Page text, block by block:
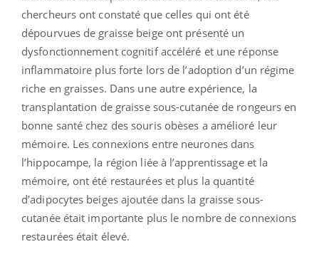
chercheurs ont constaté que celles qui ont été
dépourvues de graisse beige ont présenté un
dysfonctionnement cognitif accéléré et une réponse
inflammatoire plus forte lors de l’adoption d’un régime
riche en graisses. Dans une autre expérience, la
transplantation de graisse sous-cutanée de rongeurs en
bonne santé chez des souris obèses a amélioré leur
mémoire. Les connexions entre neurones dans
l’hippocampe, la région liée à l’apprentissage et la
mémoire, ont été restaurées et plus la quantité
d’adipocytes beiges ajoutée dans la graisse sous-
cutanée était importante plus le nombre de connexions
restaurées était élevé.